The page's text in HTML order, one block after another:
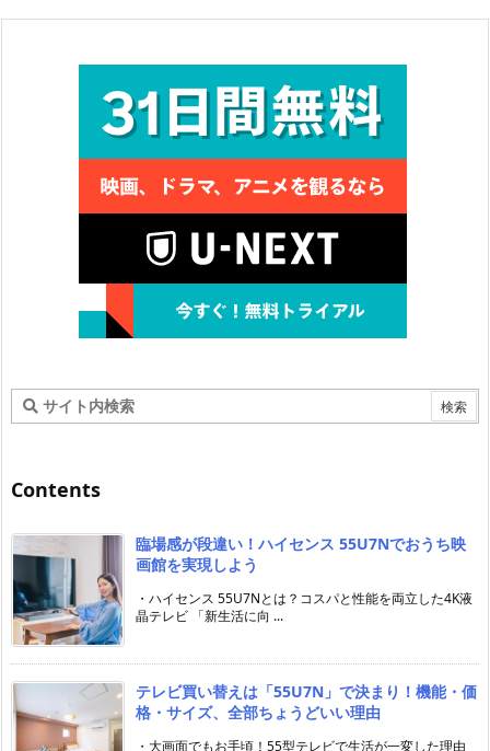
Contents
臨場感が段違い！ハイセンス 55U7Nでおうち映
画館を実現しよう
・ハイセンス 55U7Nとは？コスパと性能を両立した4K液
晶テレビ 「新生活に向 ...
テレビ買い替えは「55U7N」で決まり！機能・価
格・サイズ、全部ちょうどいい理由
・大画面でもお手頃！55型テレビで生活が一変した理由